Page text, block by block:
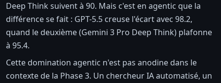
Deep Think suivent à 90. Mais c'est en agentic que la
différence se fait : GPT-5.5 creuse l'écart avec 98.2,
quand le deuxième (Gemini 3 Pro Deep Think) plafonne
à 95.4.
Cette domination agentic n'est pas anodine dans le
contexte de la Phase 3. Un chercheur IA automatisé, un